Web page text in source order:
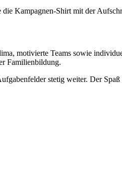
motivierte Teams sowie
Familienbildung.
stetig weiter. Der